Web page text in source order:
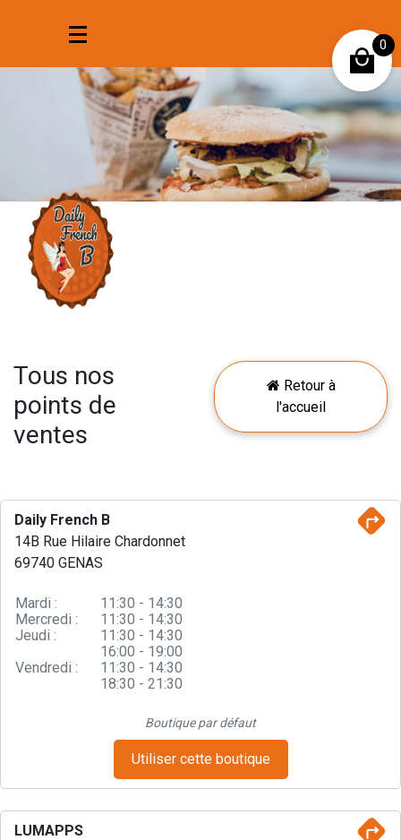
Mon compte
Mes favoris
0
Tous nos
points de
ventes
Retour à
l'accueil
Daily French B
14B Rue Hilaire Chardonnet
69740 GENAS
Mardi :
11:30 - 14:30
Mercredi :
11:30 - 14:30
Jeudi :
11:30 - 14:30
16:00 - 19:00
Vendredi :
11:30 - 14:30
18:30 - 21:30
Boutique par défaut
Utiliser cette boutique
LUMAPPS